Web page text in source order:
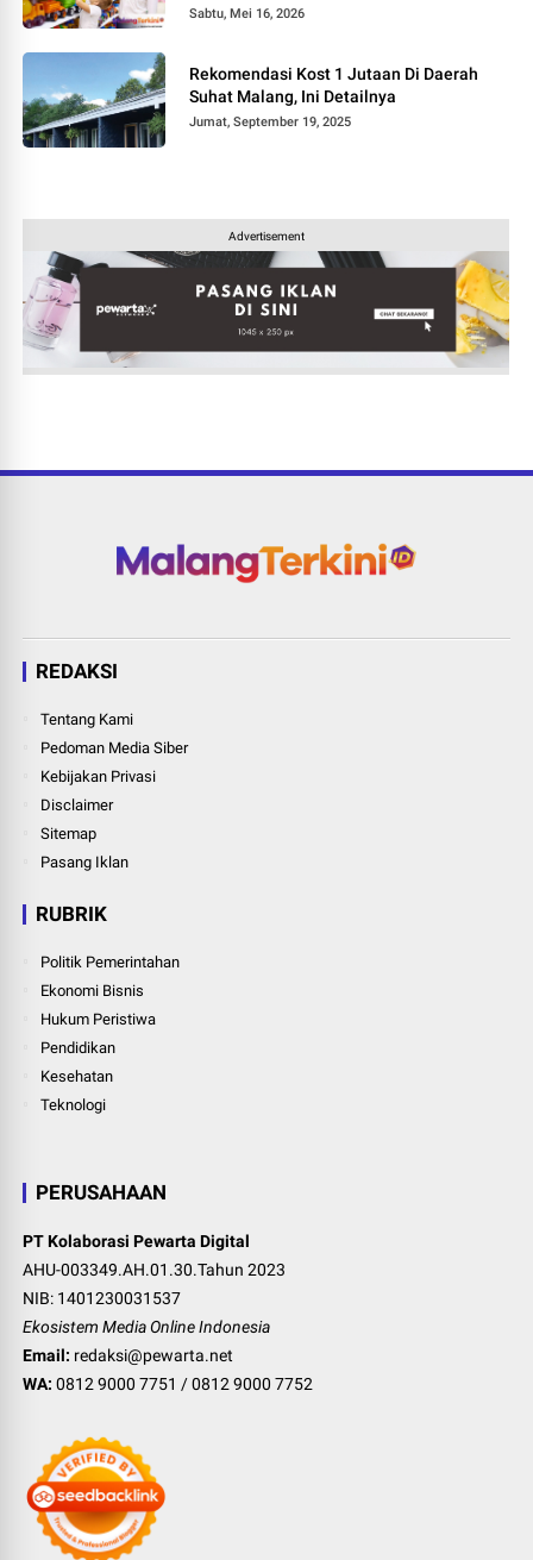
Sabtu, Mei 16, 2026
Rekomendasi Kost 1 Jutaan Di Daerah
Suhat Malang, Ini Detailnya
Jumat, September 19, 2025
Advertisement
REDAKSI
Tentang Kami
Pedoman Media Siber
Kebijakan Privasi
Disclaimer
Sitemap
Pasang Iklan
RUBRIK
Politik Pemerintahan
Ekonomi Bisnis
Hukum Peristiwa
Pendidikan
Kesehatan
Teknologi
PERUSAHAAN
PT Kolaborasi Pewarta Digital
AHU-003349.AH.01.30.Tahun 2023
NIB: 1401230031537
Ekosistem Media Online Indonesia
Email: redaksi@pewarta.net
WA: 0812 9000 7751 /0812 9000 7752